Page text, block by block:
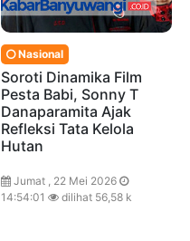
Nasional
Soroti Dinamika Film
Pesta Babi, Sonny T
Danaparamita Ajak
Refleksi Tata Kelola
Hutan
Jumat , 22 Mei 2026
14:54:01
dilihat 56,58 k